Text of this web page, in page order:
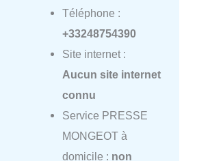
Téléphone :
+33248754390
Site internet :
Aucun site internet
connu
Service PRESSE
MONGEOT à
domicile : non